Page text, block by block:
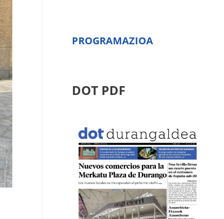
PROGRAMAZIOA
DOT PDF